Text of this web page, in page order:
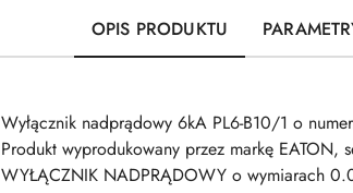
OPIS PRODUKTU
Wyłącznik nadprądowy 6kA PL6-B10/1 o
Produkt wyprodukowany przez markę EATON,
WYŁĄCZNIK NADPRĄDOWY o wymiarach